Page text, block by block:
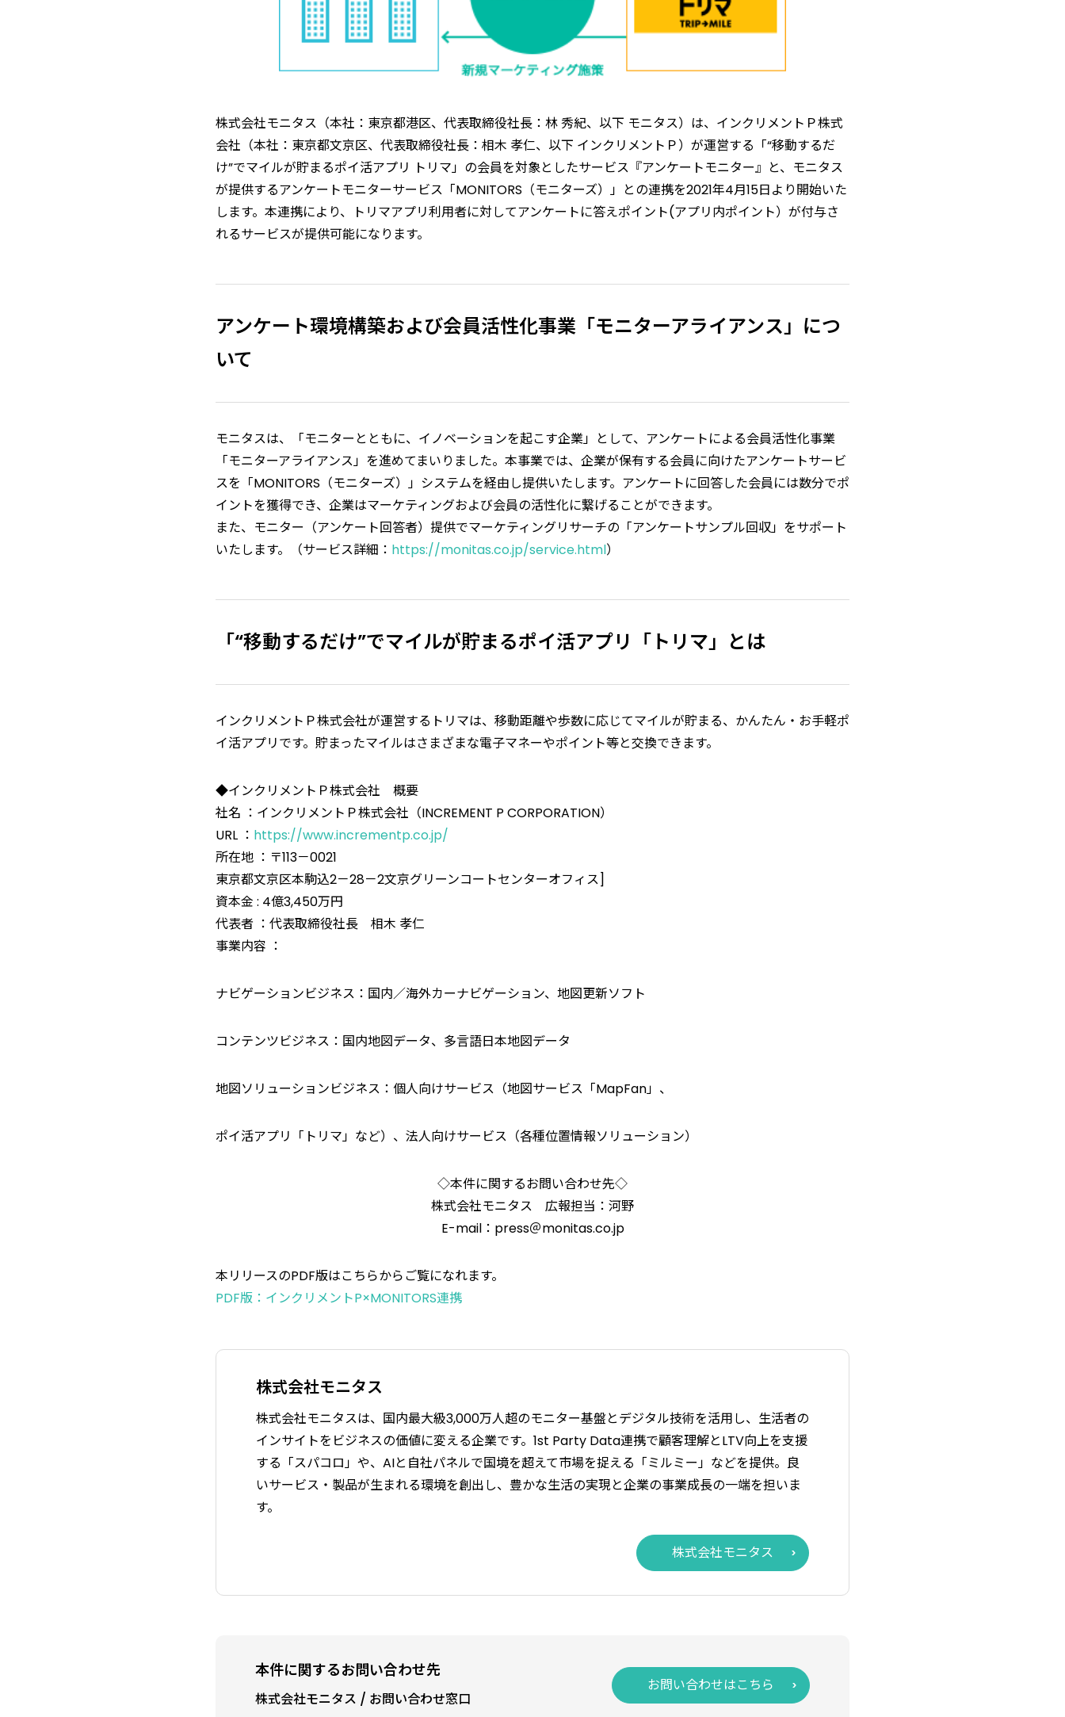
株式会社モニタス（本社：東京都港区、代表取締役社長：林 秀紀、以下 モニタス）は、インクリメントＰ株式
会社（本社：東京都文京区、代表取締役社長：相木 孝仁、以下 インクリメントＰ）が運営する「“移動するだ
け”でマイルが貯まるポイ活アプリ トリマ」の会員を対象としたサービス『アンケートモニター』と、モニタス
が提供するアンケートモニターサービス「MONITORS（モニターズ）」との連携を2021年4月15日より開始いた
します。本連携により、トリマアプリ利用者に対してアンケートに答えポイント(アプリ内ポイント）が付与さ
れるサービスが提供可能になります。
アンケート環境構築および会員活性化事業「モニターアライアンス」につ
いて
モニタスは、「モニターとともに、イノベーションを起こす企業」として、アンケートによる会員活性化事業
「モニターアライアンス」を進めてまいりました。本事業では、企業が保有する会員に向けたアンケートサービ
スを「MONITORS（モニターズ）」システムを経由し提供いたします。アンケートに回答した会員には数分でポ
イントを獲得でき、企業はマーケティングおよび会員の活性化に繋げることができます。
また、モニター（アンケート回答者）提供でマーケティングリサーチの「アンケートサンプル回収」をサポート
いたします。（サービス詳細： https://monitas.co.jp/service.html）
「“移動するだけ”でマイルが貯まるポイ活アプリ「トリマ」とは
インクリメントＰ株式会社が運営するトリマは、移動距離や歩数に応じてマイルが貯まる、かんたん・お手軽ポ
イ活アプリです。貯まったマイルはさまざまな電子マネーやポイント等と交換できます。
◆インクリメントＰ株式会社 概要
社名 ：インクリメントＰ株式会社（INCREMENT P CORPORATION）
URL ： https://www.incrementp.co.jp/
所在地 ：〒113－0021
東京都文京区本駒込2－28－2文京グリーンコートセンターオフィス]
資本金 : 4億3,450万円
代表者 ：代表取締役社長 相木 孝仁
事業内容 ：
ナビゲーションビジネス：国内／海外カーナビゲーション、地図更新ソフト
コンテンツビジネス：国内地図データ、多言語日本地図データ
地図ソリューションビジネス：個人向けサービス（地図サービス「MapFan」、
ポイ活アプリ「トリマ」など）、法人向けサービス（各種位置情報ソリューション）
◇本件に関するお問い合わせ先◇
株式会社モニタス 広報担当：河野
E-mail：press＠monitas.co.jp
本リリースのPDF版はこちらからご覧になれます。
PDF版：インクリメントP×MONITORS連携
株式会社モニタス
株式会社モニタスは、国内最大級3,000万人超のモニター基盤とデジタル技術を活用し、生活者の
インサイトをビジネスの価値に変える企業です。1st Party Data連携で顧客理解とLTV向上を支援
する「スパコロ」や、AIと自社パネルで国境を超えて市場を捉える「ミルミー」などを提供。良
いサービス・製品が生まれる環境を創出し、豊かな生活の実現と企業の事業成長の一端を担いま
す。
株式会社モニタス
本件に関するお問い合わせ先
株式会社モニタス / お問い合わせ窓口
お問い合わせはこちら